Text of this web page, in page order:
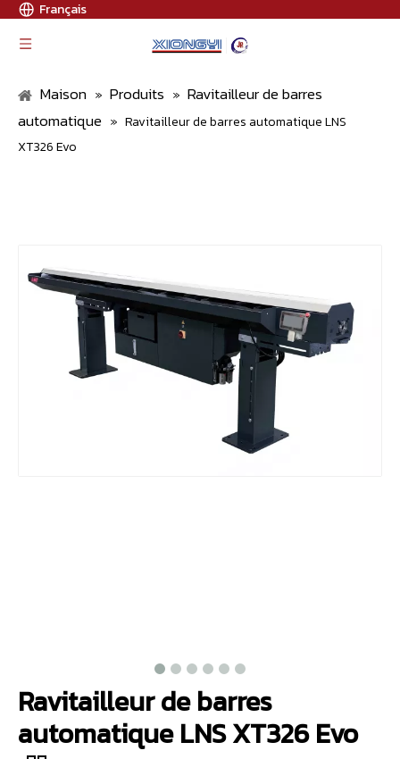
Français
Maison » Produits » Ravitailleur de barres
automatique » Ravitailleur de barres automatique LNS
XT326 Evo
Ravitailleur de barres
automatique LNS XT326 Evo